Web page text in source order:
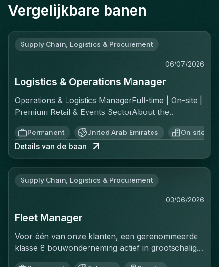
Vergelijkbare banen
Supply Chain, Logistics & Procurement
06/07/2026
Logistics & Operations Manager
Operations & Logistics ManagerFull-time | On-site |
Premium Retail & Events SectorAbout the
RoleYou'll own the complete logistics chain for a
fast-moving, asset-light operation across two
distinct channels: ecommerce fulfillment and
offline private events. This is a greenfield
means you'll build the standard operating
reporting structure from scratch. You report
directly to the Chief Operating Officer and will be
moves.Key ResponsibilitiesInbound & Inventory
ControlReceive and validate all inbound stock
against packing lists, documenting every
Permanent United Arab Emirates On site
Details van de baan
Supply Chain, Logistics & Procurement
03/06/2026
Fleet Manager
Voor één van onze klanten, een gerenommeerde
klasse 8 bouwonderneming actief in grootschalige
bouw- en infrastructuurprojecten, zijn wij op zoek